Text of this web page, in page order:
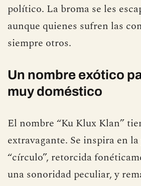
político. La broma se les
aunque quienes sufren las
siempre otros.
Un nombre exótico
muy doméstico
El nombre “Ku Klux Klan”
extravagante. Se inspira en
“círculo”, retorcida
una sonoridad peculiar, y